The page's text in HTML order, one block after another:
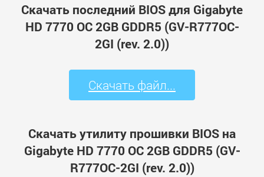
Скачать последний BIOS для Gigabyte
HD 7770 OC 2GB GDDR5 (GV-R777OC-
2GI (rev. 2.0))
Скачать файл...
Скачать утилиту прошивки BIOS на
Gigabyte HD 7770 OC 2GB GDDR5 (GV-
R777OC-2GI (rev. 2.0))